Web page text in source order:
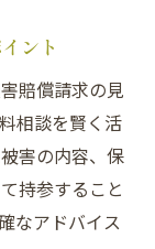
ント
賠償請求の見
相談を賢く活
害の内容、保
持参すること
なアドバイス